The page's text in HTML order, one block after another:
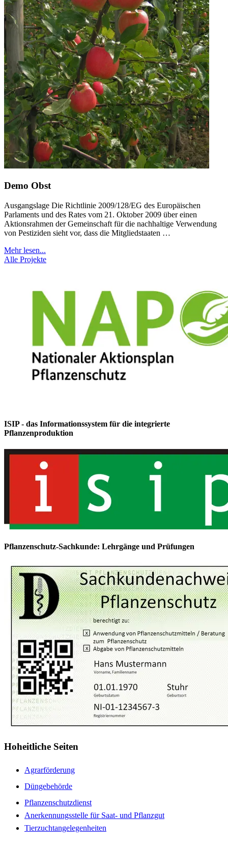
Demo Obst
Ausgangslage Die Richtlinie 2009/128/EG des Europäischen
Parlaments und des Rates vom 21. Oktober 2009 über einen
Aktionsrahmen der Gemeinschaft für die nachhaltige Verwendung
von Pestiziden sieht vor, dass die Mitgliedstaaten …
Mehr lesen...
Alle Projekte
ISIP - das Informationssystem für die integrierte
Pflanzenproduktion
Pflanzenschutz-Sachkunde: Lehrgänge und Prüfungen
Hoheitliche Seiten
Agrarförderung
Düngebehörde
Pflanzenschutzdienst
Anerkennungsstelle für Saat- und Pflanzgut
Tierzuchtangelegenheiten